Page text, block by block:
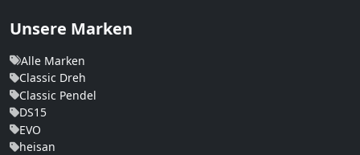
Unsere Marken
Alle Marken
Classic Dreh
Classic Pendel
DS15
EVO
heisan